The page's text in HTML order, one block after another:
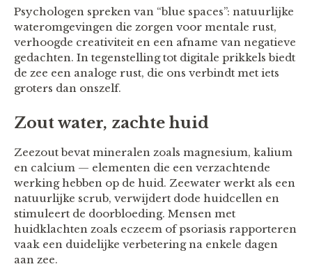
Psychologen spreken van “blue spaces”: natuurlijke
wateromgevingen die zorgen voor mentale rust,
verhoogde creativiteit en een afname van negatieve
gedachten. In tegenstelling tot digitale prikkels biedt
de zee een analoge rust, die ons verbindt met iets
groters dan onszelf.
Zout water, zachte huid
Zeezout bevat mineralen zoals magnesium, kalium
en calcium — elementen die een verzachtende
werking hebben op de huid. Zeewater werkt als een
natuurlijke scrub, verwijdert dode huidcellen en
stimuleert de doorbloeding. Mensen met
huidklachten zoals eczeem of psoriasis rapporteren
vaak een duidelijke verbetering na enkele dagen
aan zee.